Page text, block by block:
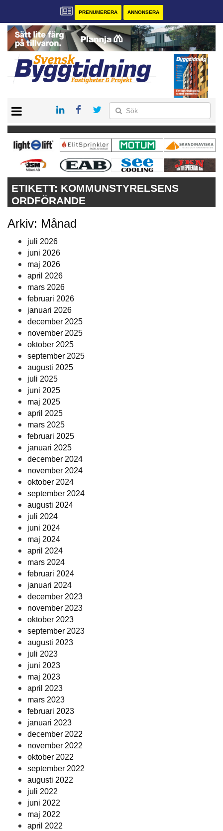
PRENUMERERA ANNONSERA
PRENUMERERA
VÅRA ANDRA MAGASIN
ANNONSERA
ETIKETT: KOMMUNSTYRELSENS
ORDFÖRANDE
Arkiv: Månad
juli 2026
juni 2026
maj 2026
april 2026
mars 2026
februari 2026
januari 2026
december 2025
november 2025
oktober 2025
september 2025
augusti 2025
juli 2025
juni 2025
maj 2025
april 2025
mars 2025
februari 2025
januari 2025
december 2024
november 2024
oktober 2024
september 2024
augusti 2024
juli 2024
juni 2024
maj 2024
april 2024
mars 2024
februari 2024
januari 2024
december 2023
november 2023
oktober 2023
september 2023
augusti 2023
juli 2023
juni 2023
maj 2023
april 2023
mars 2023
februari 2023
januari 2023
december 2022
november 2022
oktober 2022
september 2022
augusti 2022
juli 2022
juni 2022
maj 2022
april 2022